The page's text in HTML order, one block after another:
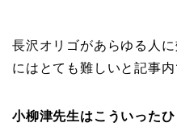
長沢オリゴがあらゆる人
にはとても難しいと記事
小柳津先生はこういった